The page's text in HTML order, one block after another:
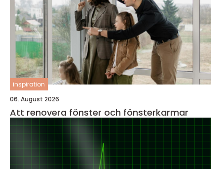
inspiration
06. August 2026
Att renovera fönster och fönsterkarmar